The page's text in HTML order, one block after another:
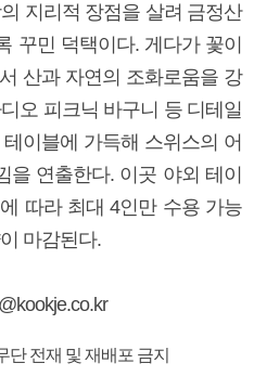
지리적 장점을 살려 금정산
꾸민 덕택이다. 게다가 꽃이
산과 자연의 조화로움을 강
오 피크닉 바구니 등 디테일
이블에 가득해 스위스의 어
을 연출한다. 이곳 야외 테이
따라 최대 4인만 수용 가능
마감된다.
단 전재 및 재배포 금지